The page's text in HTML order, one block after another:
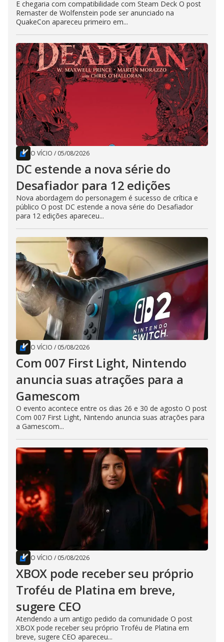
E chegaria com compatibilidade com Steam Deck O post
Remaster de Wolfenstein pode ser anunciado na
QuakeCon apareceu primeiro em...
O VÍCIO / 05/08/2026
DC estende a nova série do
Desafiador para 12 edições
Nova abordagem do personagem é sucesso de crítica e
público O post DC estende a nova série do Desafiador
para 12 edições apareceu...
O VÍCIO / 05/08/2026
Com 007 First Light, Nintendo
anuncia suas atrações para a
Gamescom
O evento acontece entre os dias 26 e 30 de agosto O post
Com 007 First Light, Nintendo anuncia suas atrações para
a Gamescom...
O VÍCIO / 05/08/2026
XBOX pode receber seu próprio
Troféu de Platina em breve,
sugere CEO
Atendendo a um antigo pedido da comunidade O post
XBOX pode receber seu próprio Troféu de Platina em
breve, sugere CEO apareceu...